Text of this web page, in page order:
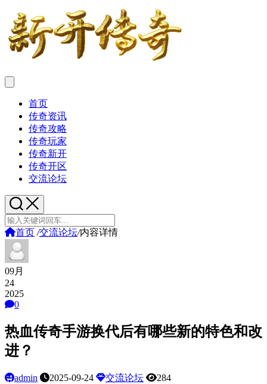
首页
传奇资讯
传奇攻略
传奇玩家
传奇新开
传奇开区
交流论坛
首页 /交流论坛/内容详情
09月
24
2025
0
热血传奇手游换代后有哪些新的特色和改
进？
admin 2025-09-24 交流论坛 284